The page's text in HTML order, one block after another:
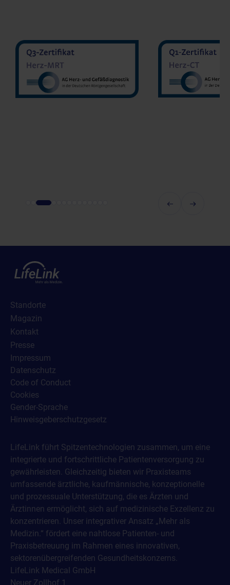
MVZ Radiologie Darmstadt
Prof. Dr. Oliver Mohrs
MVZ
Sakher
MVZ Radnet
Standorte
Magazin
Kontakt
Presse
Impressum
Datenschutz
Code of Conduct
Cookies
Gender-Sprache
Hinweisgeberschutzgesetz
LifeLink führt Spitzentechnologien zusammen, um eine
integrierte und fortschrittliche Patientenversorgung zu
gewährleisten. Gleichzeitig bieten wir Praxisteams
umfassende ärztliche, kaufmännische, konzeptionelle
und prozessuale Unterstützung, die es Ärzten und
Ärztinnen ermöglicht, sich auf medizinische Exzellenz zu
konzentrieren. Unser integrativer Ansatz „Mehr als
Medizin.“ fördert eine nahtlose Patienten- und
Praxisbetreuung im Rahmen eines innovativen,
sektorenübergreifenden Gesundheitskonzerns.
LifeLink Medical GmbH
Neuer Zollhof 1